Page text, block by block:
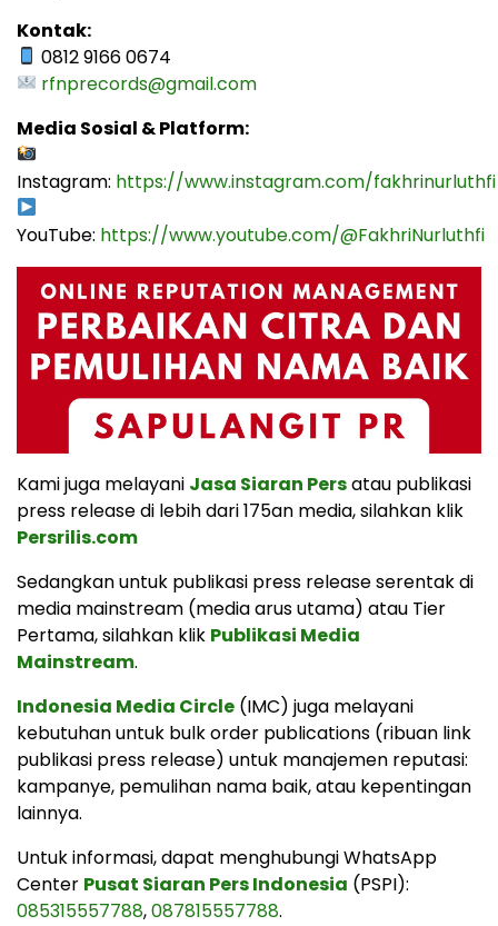
Kontak:
0812 9166 0674
rfnprecords@gmail.com
Media Sosial & Platform:
Instagram: https://www.instagram.com/fakhrinurluthfi
YouTube: https://www.youtube.com/@FakhriNurluthfi
Kami juga melayani Jasa Siaran Persatau publikasi
press release di lebih dari 175an media, silahkan klik
Persrilis.com
Sedangkan untuk publikasi press release serentak di
media mainstream (media arus utama) atau Tier
Pertama, silahkan klik Publikasi Media
Mainstream.
Indonesia Media Circle (IMC) juga melayani
kebutuhan untuk bulk order publications (ribuan link
publikasi press release) untuk manajemen reputasi:
kampanye, pemulihan nama baik, atau kepentingan
lainnya.
Untuk informasi, dapat menghubungi WhatsApp
Center Pusat Siaran Pers Indonesia (PSPI):
085315557788,087815557788.